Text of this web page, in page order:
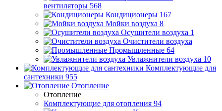
вентиляторы 568
Кондиционеры 167
Мойки воздуха 8
Осушители воздуха 1
Очистители воздуха
Промышленные 64
Увлажнители воздуха 10
Комплектующие для
сантехники 955
Отопление
Отопление
Комплектующие для отопления 94